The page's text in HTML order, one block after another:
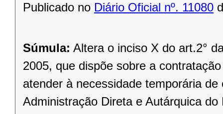
Publicado no Diário Oficial nº. 11080
Súmula: Altera o inciso X do art.2°
2005, que dispõe sobre a
atender à necessidade temporária
Administração Direta e Autárquica